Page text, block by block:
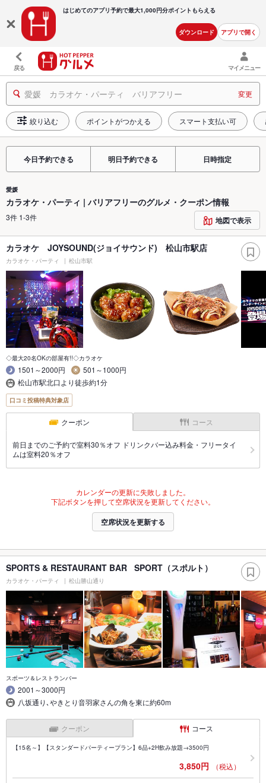
はじめてのアプリ予約で最大1,000円分ポイントもらえる
ダウンロード アプリで開く
戻る マイメニュー
愛媛 カラオケ・パーティ バリアフリー 変更
絞り込む ポイントがつかえる スマート支払い可
今日予約できる 明日予約できる 日時指定
愛媛
カラオケ・パーティ | バリアフリーのグルメ・クーポン情報
3件 1-3件 地図で表示
カラオケ JOYSOUND(ジョイサウンド) 松山市駅店
カラオケ・パーティ 松山市駅
◇最大20名OKの部屋有!!◇カラオケ
1501～2000円
501～1000円
松山市駅北口より徒歩約1分
口コミ投稿特典対象店
クーポン コース
前日までのご予約で室料30％オフ ドリンクバー込み料金・フリータイ
ムは室料20％オフ
カレンダーの更新に失敗しました。
下記ボタンを押して空席状況を更新してください。
空席状況を更新する
SPORTS & RESTAURANT BAR SPORT（スポルト）
カラオケ・パーティ 松山勝山通り
スポーツ＆レストランバー
2001～3000円
八坂通り､やきとり音羽家さんの角を東に約60m
クーポン コース
【15名～】【スタンダードパーティープラン】6品+2H飲み放題→3500円
3,850円 （税込）